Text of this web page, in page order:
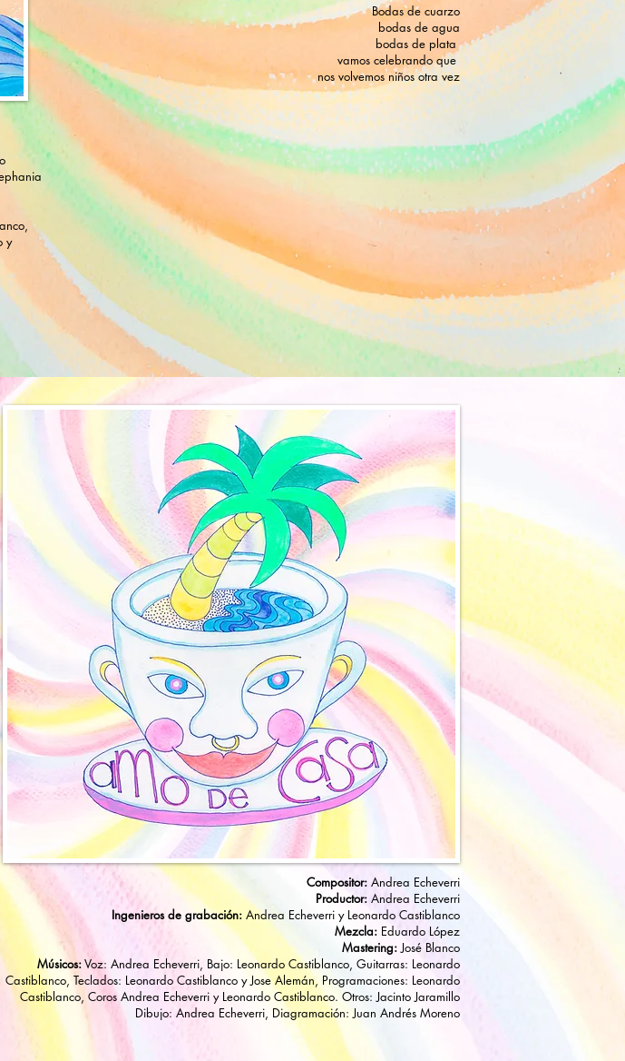
y
Bodas de cuarzo
bodas de agua
bodas de plata
vamos celebrando que
nos volvemos niños otra vez
Compositor: Andrea Echeverri
Productor: Andrea Echeverri
Ingenieros de grabación: Andrea Echeverri y Leonardo Castiblanco
Mezcla: Eduardo López
Mastering:José Blanco
​Músicos:Voz: Andrea Echeverri, Bajo: Leonardo Castiblanco, Guitarras: Leonardo
Castiblanco, Teclados: Leonardo Castiblanco y Jose Alemán, Programaciones: Leonardo
Castiblanco, Coros Andrea Echeverri y Leonardo Castiblanco. Otros: Jacinto Jaramillo
Dibujo: Andrea Echeverri, Diagramación: Juan Andrés Moreno